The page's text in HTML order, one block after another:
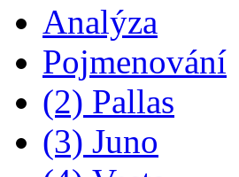
Analýza
Pojmenování
(2) Pallas
(3) Juno